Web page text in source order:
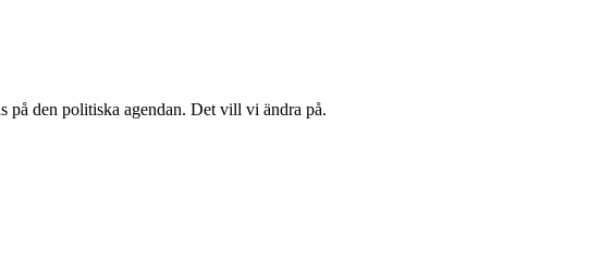
på den politiska agendan. Det vill vi ändra på.